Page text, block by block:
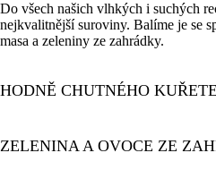
Do všech našich vlhkých i suchých
nejkvalitnější suroviny. Balíme je se
masa a zeleniny ze zahrádky.
HODNĚ CHUTNÉHO
ZELENINA A OVOCE ZE